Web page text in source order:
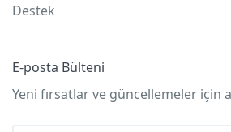
Destek
E-posta Bülteni
Yeni fırsatlar ve güncellemeler için